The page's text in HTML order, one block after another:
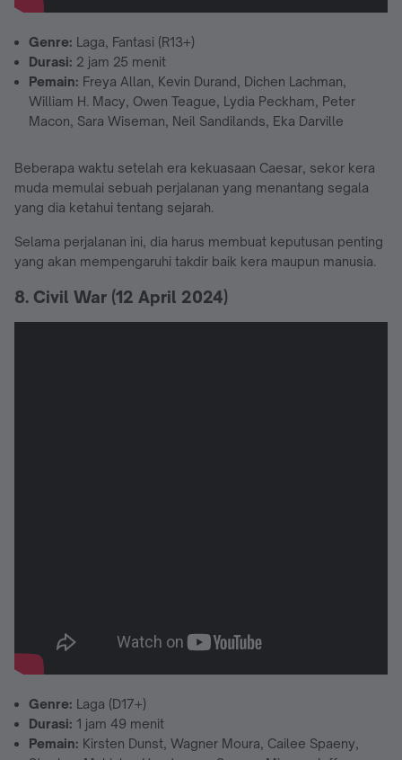
Genre: Laga, Fantasi (R13+)
Durasi: 2 jam 25 menit
Pemain: Freya Allan, Kevin Durand, Dichen Lachman,
William H. Macy, Owen Teague, Lydia Peckham, Peter
Macon, Sara Wiseman, Neil Sandilands, Eka Darville
Beberapa waktu setelah era kekuasaan Caesar, sekor kera
muda memulai sebuah perjalanan yang menantang segala
yang dia ketahui tentang sejarah.
Selama perjalanan ini, dia harus membuat keputusan penting
yang akan mempengaruhi takdir baik kera maupun manusia.
8. Civil War (12 April 2024)
Genre: Laga (D17+)
Durasi: 1 jam 49 menit
Pemain: Kirsten Dunst, Wagner Moura, Cailee Spaeny,